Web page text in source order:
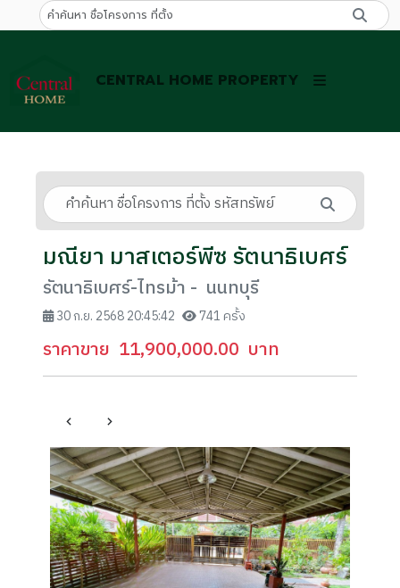
CENTRAL HOME PROPERTY
มณียา มาสเตอร์พีซ รัตนาธิเบศร์
รัตนาธิเบศร์-ไทรม้า - นนทบุรี
30 ก.ย. 2568 20:45:42 741 ครั้ง
ราคาขาย 11,900,000.00 บาท